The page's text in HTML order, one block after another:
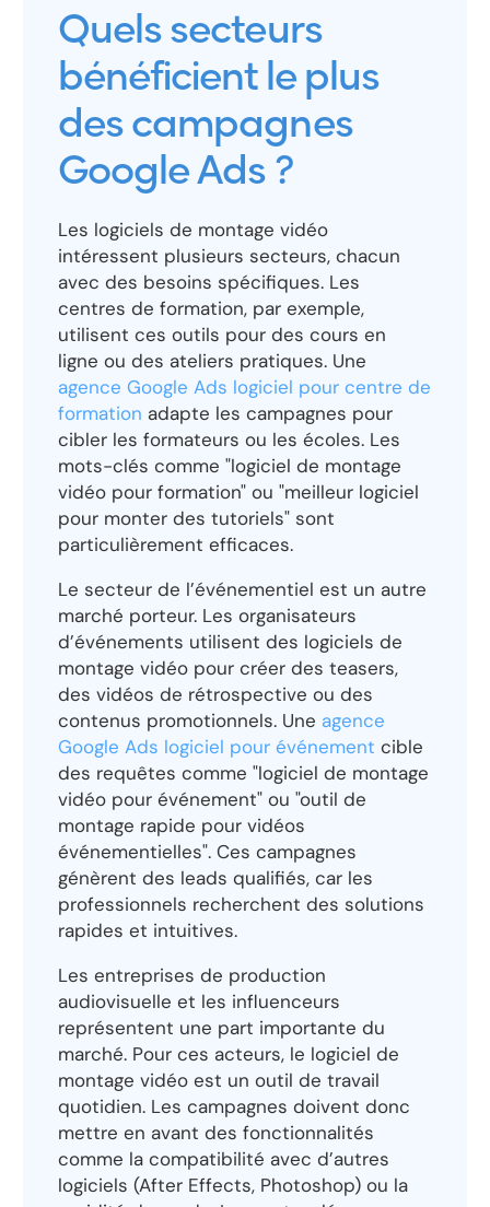
Quels secteurs
bénéficient le plus
des campagnes
Google Ads ?
Les logiciels de montage vidéo
intéressent plusieurs secteurs, chacun
avec des besoins spécifiques. Les
centres de formation, par exemple,
utilisent ces outils pour des cours en
ligne ou des ateliers pratiques. Une
agence Google Ads logiciel pour centre de
formation adapte les campagnes pour
cibler les formateurs ou les écoles. Les
mots-clés comme "logiciel de montage
vidéo pour formation" ou "meilleur logiciel
pour monter des tutoriels" sont
particulièrement efficaces.
Le secteur de l’événementiel est un autre
marché porteur. Les organisateurs
d’événements utilisent des logiciels de
montage vidéo pour créer des teasers,
des vidéos de rétrospective ou des
contenus promotionnels. Une agence
Google Ads logiciel pour événement cible
des requêtes comme "logiciel de montage
vidéo pour événement" ou "outil de
montage rapide pour vidéos
événementielles". Ces campagnes
génèrent des leads qualifiés, car les
professionnels recherchent des solutions
rapides et intuitives.
Les entreprises de production
audiovisuelle et les influenceurs
représentent une part importante du
marché. Pour ces acteurs, le logiciel de
montage vidéo est un outil de travail
quotidien. Les campagnes doivent donc
mettre en avant des fonctionnalités
comme la compatibilité avec d’autres
logiciels (After Effects, Photoshop) ou la